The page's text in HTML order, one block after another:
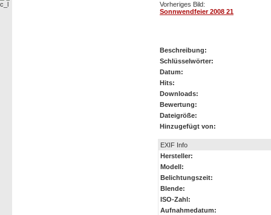
Vorheriges Bild:
Sonnwendfeier 2008 21
Beschreibung:
Schlüsselwörter:
Datum:
Hits:
Downloads:
Bewertung:
Dateigröße:
Hinzugefügt von:
EXIF Info
Hersteller:
Modell:
Belichtungszeit:
Blende:
ISO-Zahl:
Aufnahmedatum: